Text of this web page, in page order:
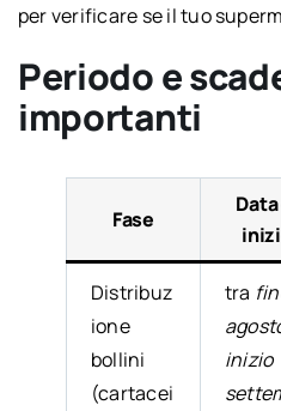
per verificare se il tuo
Periodo e
importanti
Fase
Distribuz
ione
bollini
(cartacei
tra
inizio